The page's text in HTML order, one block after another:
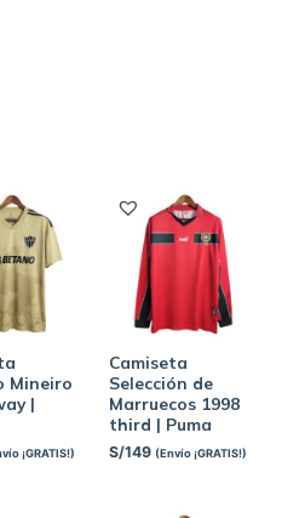
Mineiro
|
¡GRATIS!)
Camiseta
Selección de
Marruecos 1998
third | Puma
S/149 (Envío ¡GRATIS!)